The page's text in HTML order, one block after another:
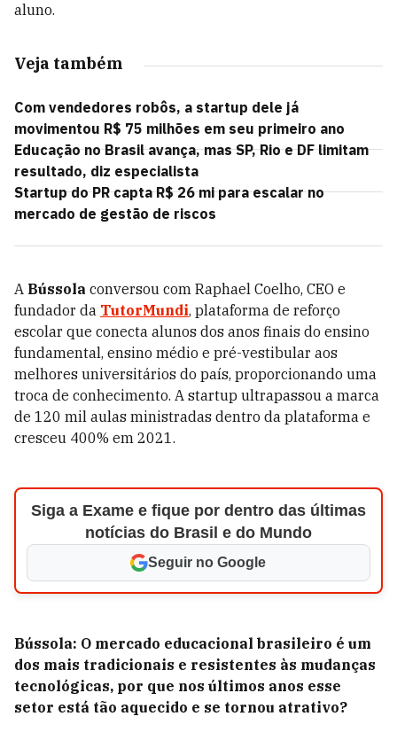
aluno.
Veja também
Com vendedores robôs, a startup dele já
movimentou R$ 75 milhões em seu primeiro ano
Educação no Brasil avança, mas SP, Rio e DF limitam
resultado, diz especialista
Startup do PR capta R$ 26 mi para escalar no
mercado de gestão de riscos
A Bússola conversou com Raphael Coelho, CEO e
fundador da TutorMundi, plataforma de reforço
escolar que conecta alunos dos anos finais do ensino
fundamental, ensino médio e pré-vestibular aos
melhores universitários do país, proporcionando uma
troca de conhecimento. A startup ultrapassou a marca
de 120 mil aulas ministradas dentro da plataforma e
cresceu 400% em 2021.
Siga a Exame e fique por dentro das últimas
notícias do Brasil e do Mundo
Seguir no Google
Bússola: O mercado educacional brasileiro é um
dos mais tradicionais e resistentes às mudanças
tecnológicas, por que nos últimos anos esse
setor está tão aquecido e se tornou atrativo?